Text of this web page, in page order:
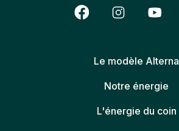
Le modèle Alterna
Notre énergie
L'énergie du coin